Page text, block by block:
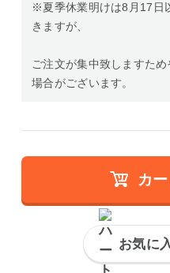
※夏季休業明けは8月17日
きますが、
ご注文が集中致しますた
場合がございます。
カ
お気に